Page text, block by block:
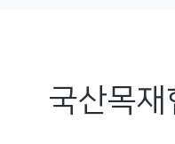
국산목재